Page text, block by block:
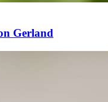
Gerland